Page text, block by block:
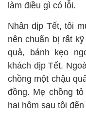
làm điều gì có lỗi.
Nhân dịp Tết, tôi
nên chuẩn bị rất
quả, bánh kẹo
khách dịp Tết.
chồng một chậu
đồng. Mẹ chồng
hai hôm sau tôi